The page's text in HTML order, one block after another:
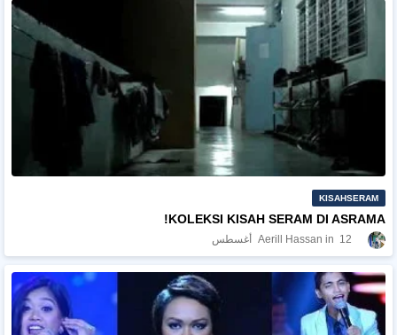
KISAHSERAM
KOLEKSI KISAH SERAM DI ASRAMA!
Aerill Hassan 12 أغسطس